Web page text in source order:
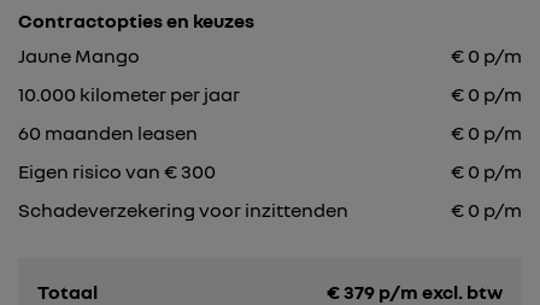
Contractopties en keuzes
Jaune Mango
€ 0 p/m
10.000 kilometer per jaar € 0 p/m
60 maanden leasen € 0 p/m
Eigen risico van € 300
€ 0 p/m
Schadeverzekering voor inzittenden
€ 0 p/m
Totaal €379 p/m excl. btw